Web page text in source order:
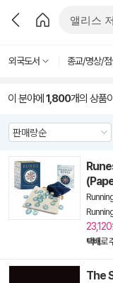
외국도서 종교/명상/
이 분야에 1,800개의 상품
23,120
택배로
The